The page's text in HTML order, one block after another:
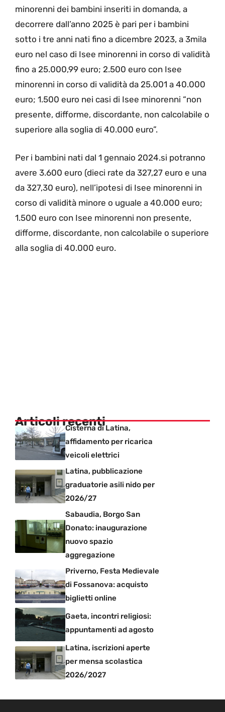
minorenni dei bambini inseriti in domanda, a
decorrere dall’anno 2025 è pari per i bambini
sotto i tre anni nati fino a dicembre 2023, a 3mila
euro nel caso di Isee minorenni in corso di validità
fino a 25.000,99 euro; 2.500 euro con Isee
minorenni in corso di validità da 25.001 a 40.000
euro; 1.500 euro nei casi di Isee minorenni “non
presente, difforme, discordante, non calcolabile o
superiore alla soglia di 40.000 euro”.
Per i bambini nati dal 1 gennaio 2024.si potranno
avere 3.600 euro (dieci rate da 327,27 euro e una
da 327,30 euro), nell’ipotesi di Isee minorenni in
corso di validità minore o uguale a 40.000 euro;
1.500 euro con Isee minorenni non presente,
difforme, discordante, non calcolabile o superiore
alla soglia di 40.000 euro.
Articoli recenti
Cisterna di Latina,
affidamento per ricarica
veicoli elettrici
Latina, pubblicazione
graduatorie asili nido per
2026/27
Sabaudia, Borgo San
Donato: inaugurazione
nuovo spazio
aggregazione
Priverno, Festa Medievale
di Fossanova: acquisto
biglietti online
Gaeta, incontri religiosi:
appuntamenti ad agosto
Latina, iscrizioni aperte
per mensa scolastica
2026/2027